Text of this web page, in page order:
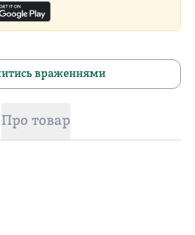
враженнями
Про товар